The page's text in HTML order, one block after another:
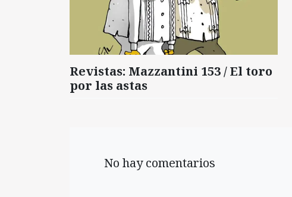
Revistas: Mazzantini 153 / El toro
por las astas
No hay comentarios